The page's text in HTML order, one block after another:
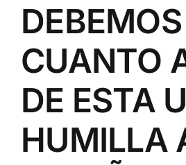
CUANTO
DE ESTA
HUMILLA